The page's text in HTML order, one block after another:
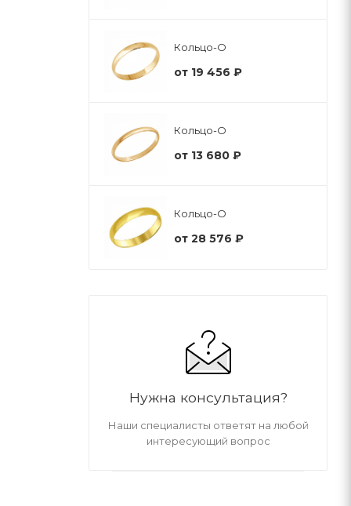
Кольцо-О
от 19 456 ₽
Кольцо-О
от 13 680 ₽
Кольцо-О
от 28 576 ₽
Нужна консультация?
Наши специалисты ответят на любой
интересующий вопрос